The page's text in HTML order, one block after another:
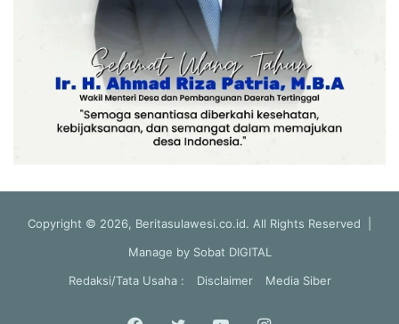
Copyright © 2026, Beritasulawesi.co.id. All Rights Reserved |
Manage by Sobat DIGITAL
Redaksi/Tata Usaha :
Disclaimer Media Siber